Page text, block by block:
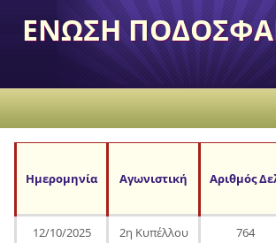
ΕΝΩΣΗ
Ημερομηνία Αγωνιστική Αριθμός
12/10/2025 2η Κυπέλλου 764